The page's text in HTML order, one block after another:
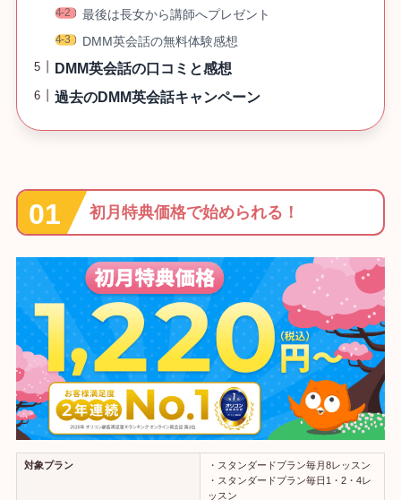
最後は長女から講師へプレゼント
DMM英会話の無料体験感想
DMM英会話の口コミと感想
過去のDMM英会話キャンペーン
初月特典価格で始められる！
対象プラン
・スタンダードプラン毎月8レッスン
・スタンダードプラン毎日1・2・4レ
ッスン